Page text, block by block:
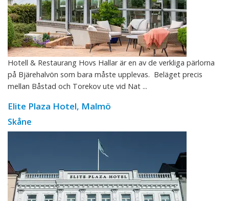
Hotell & Restaurang Hovs Hallar är en av de verkliga pärlorna
på Bjärehalvön som bara måste upplevas. Beläget precis
mellan Båstad och Torekov ute vid Nat ...
Elite Plaza Hotel, Malmö
Skåne